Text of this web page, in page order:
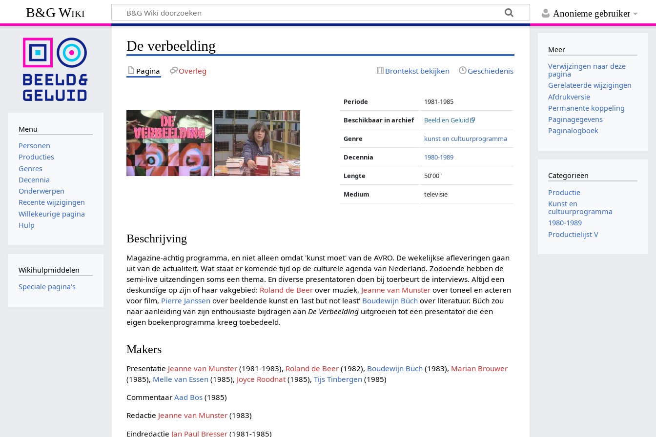
Anonieme gebruiker
B&G Wiki
De verbeelding
Pagina Overleg Brontekst bekijken Geschiedenis
Periode 1981-1985
Beschikbaar in archief Beeld en Geluid
Genre kunst en cultuurprogramma
Decennia 1980-1989
Lengte 50'00"
Medium televisie
Beschrijving
Magazine-achtig programma, en niet alleen omdat 'kunst moet' van de AVRO. De wekelijkse afleveringen gaan
uit van de actualiteit. Wat staat er komende tijd op de culturele agenda van Nederland. Zodoende hebben de
semi-live uitzendingen soms een thema. En diverse presentatoren doen bij toerbeurt de interviews. Altijd een
deskundige op zijn of haar vakgebied: Roland de Beer over muziek, Jeanne van Munster over toneel en acteren
voor film, Pierre Janssen over beeldende kunst en 'last but not least' Boudewijn Büch over literatuur. Büch zou
naar aanleiding van zijn enthousiaste bijdragen aanDe Verbeelding uitgroeien tot een presentator die een
eigen boekenprogramma kreeg toebedeeld.
Makers
Presentatie Jeanne van Munster (1981-1983), Roland de Beer (1982), Boudewijn Büch (1983), Marian Brouwer
(1985), Melle van Essen (1985), Joyce Roodnat (1985),Tijs Tinbergen (1985)
CommentaarAad Bos (1985)
Redactie Jeanne van Munster (1983)
Eindredactie Jan Paul Bresser (1981-1985)
Menu
Personen
Producties
Genres
Decennia
Onderwerpen
Recente wijzigingen
Willekeurige pagina
Hulp
Wikihulpmiddelen
Speciale pagina's
Meer
Verwijzingen naar deze
pagina
Gerelateerde wijzigingen
Afdrukversie
Permanente koppeling
Paginagegevens
Paginalogboek
Categorieën
Productie
Kunst en
cultuurprogramma
1980-1989
Productielijst V